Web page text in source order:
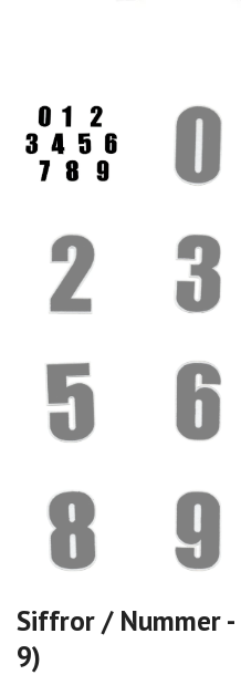
Siffror / Nummer -
9)